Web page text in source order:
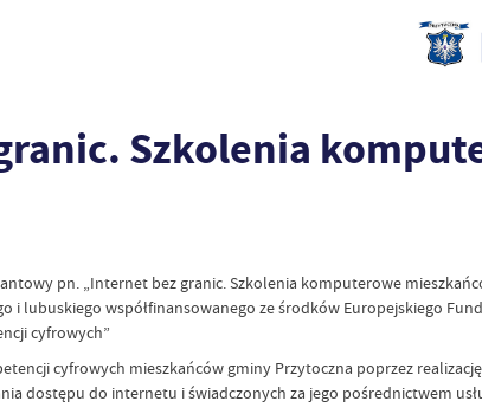
Szkolenia
pn. „Internet bez granic. Szkolenia komputerowe
lubuskiego współfinansowanego ze środków Europejskiego
cyfrowych”
cyfrowych mieszkańców gminy Przytoczna poprzez
dostępu do internetu i świadczonych za jego pośrednictwem